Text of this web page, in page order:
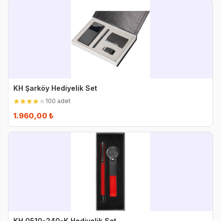
KH Şarköy Hediyelik Set
100 adet
1.960,00 ₺